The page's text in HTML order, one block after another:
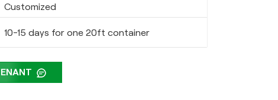
Customized
10-15 days for one 20ft container